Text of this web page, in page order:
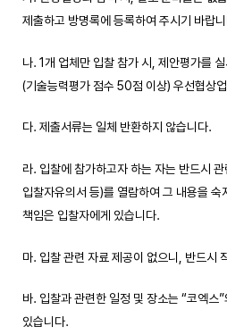
제출하고 방명록에 등록하여 주시기 바랍
나. 1개 업체만 입찰 참가 시, 제안평가를
(기술능력평가 점수 50점 이상) 우선협상
다. 제출서류는 일체 반환하지 않습니다.
라. 입찰에 참가하고자 하는 자는 반드시 관
입찰자유의서 등)를 열람하여 그 내용을
책임은 입찰자에게 있습니다.
마. 입찰 관련 자료 제공이 없으니, 반드시
바. 입찰과 관련한 일정 및 장소는 “코엑스
있습니다.